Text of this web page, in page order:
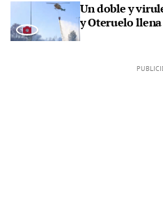
Un doble y
y Oteruelo